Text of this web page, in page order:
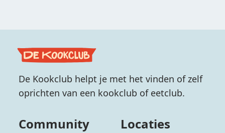
De Kookclub helpt je met het vinden of zelf
oprichten van een kookclub of eetclub.
Community Locaties